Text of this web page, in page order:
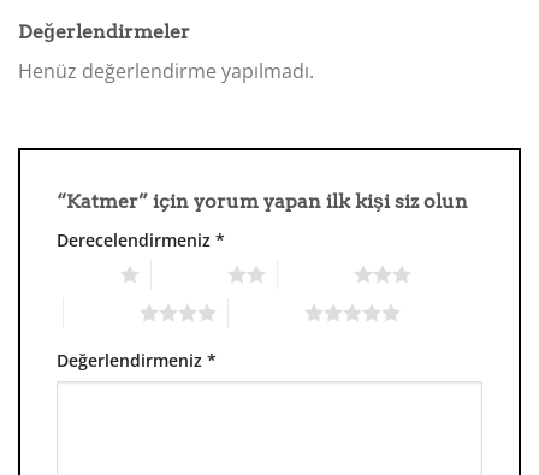
Değerlendirmeler
Henüz değerlendirme yapılmadı.
“Katmer” için yorum yapan ilk kişi siz olun
Derecelendirmeniz *
Değerlendirmeniz *